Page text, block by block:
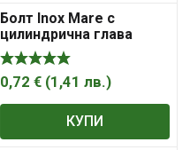
Болт Inox Mare с
цилиндрична глава
вътрешен шестостен
неръждаем M10x120
мм, A2, 1.5 мм, DIN 912
0,72 € (1,41 лв.)
КУПИ